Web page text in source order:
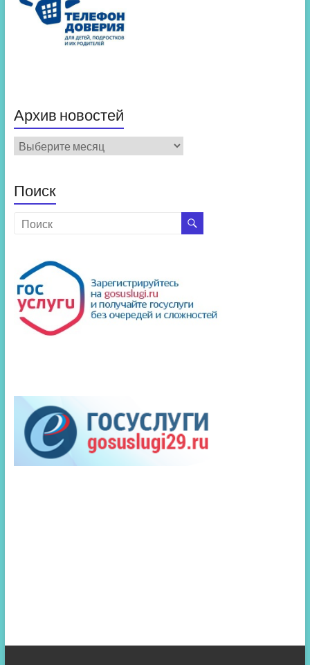
Архив новостей
Архив
новостей
Поиск